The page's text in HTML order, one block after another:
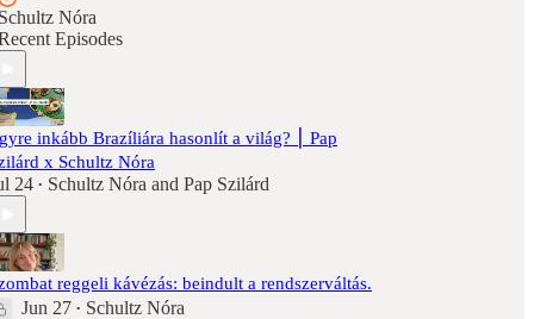
Nóra
Episodes
inkább Brazíliára hasonlít a világ? ⎮ Pap
x Schultz Nóra
24 • Schultz Nóra and Pap Szilárd
reggeli kávézás: beindult a rendszerváltás.
Jun 27 • Schultz Nóra